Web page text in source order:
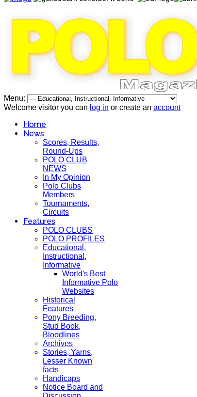
Menu:
Welcome visitor you can log in or create an account
Home
News
Scores, Results,
Round-Ups
POLO CLUB
NEWS
In My Opinion
Polo Clubs
Members
Tournaments,
Circuits
Features
POLO CLUBS
POLO PROFILES
Educational,
Instructional,
Informative
World's Best
Informative Polo
Websites
Historical
Features
Pony Breeding,
Stud Book,
Bloodlines
Archives
Stories, Yarns,
Lesser Known
facts
Handicaps
Notice Board and